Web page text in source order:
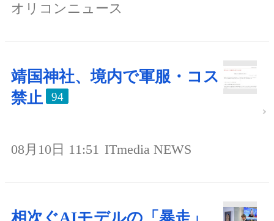
オリコンニュース
靖国神社、境内で軍服・コス
禁止
94
08月10日 11:51 ITmedia NEWS